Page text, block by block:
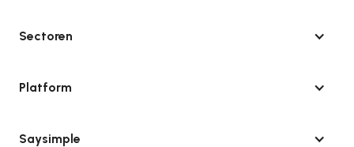
Sectoren
Platform
Saysimple